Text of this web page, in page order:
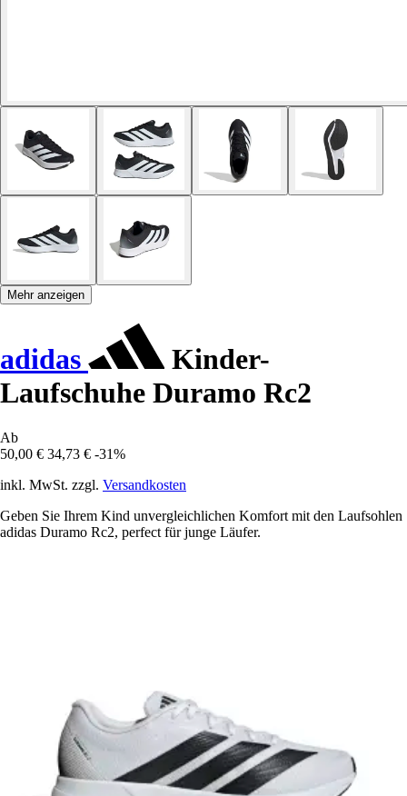
Mehr anzeigen
adidas
Kinder-
Laufschuhe Duramo Rc2
Ab
50,00 € 34,73 € -31%
inkl. MwSt. zzgl. Versandkosten
Geben Sie Ihrem Kind unvergleichlichen Komfort mit den Laufsohlen
adidas Duramo Rc2, perfect für junge Läufer.